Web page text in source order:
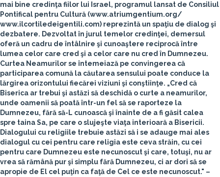
mai bine credinţa fiilor lui Israel, programul lansat de Consiliul
Pontifical pentru Cultură (www.atriumgentium.org/
www.ilcortiledeigentili.com) reprezintă un spaţiu de dialog şi
dezbatere. Dezvoltat în jurul temelor credinţei, demersul
oferă un cadru de întâlnire şi cunoaştere reciprocă între
lumea celor care cred şi a celor care nu cred în Dumnezeu.
Curtea Neamurilor se întemeiază pe convingerea că
participarea comună la căutarea sensului poate conduce la
lărgirea orizontului fiecărei viziuni şi conştiinţe. „Cred că
Biserica ar trebui şi astăzi să deschidă o curte a neamurilor,
unde oamenii să poată într-un fel să se raporteze la
Dumnezeu, fără să-L cunoască şi înainte de a fi găsit calea
spre taina Sa, pe care o slujeşte viaţa interioară a Bisericii.
Dialogului cu religiile trebuie astăzi să i se adauge mai ales
dialogul cu cei pentru care religia este ceva străin, cu cei
pentru care Dumnezeu este necunoscut şi care, totuşi, nu ar
vrea să rămână pur şi simplu fără Dumnezeu, ci ar dori să se
apropie de El cel puţin ca faţă de Cel ce este necunoscut." –